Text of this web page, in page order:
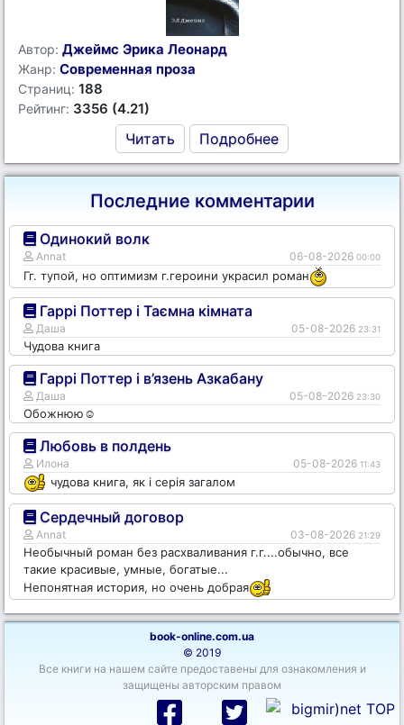
Автор: Джеймс Эрика Леонард
Жанр: Современная проза
Страниц: 188
Рейтинг: 3356 (4.21)
Читать Подробнее
Последние комментарии
Одинокий волк
Annat 06-08-2026 00:00
Гг. тупой, но оптимизм г.героини украсил роман
Гаррі Поттер і Таємна кімната
Даша 05-08-2026 23:31
Чудова книга
Гаррі Поттер і в’язень Азкабану
Даша 05-08-2026 23:30
Обожнюю☺️
Любовь в полдень
Илона 05-08-2026 11:43
чудова книга, як і серія загалом
Сердечный договор
Annat 03-08-2026 21:29
Необычный роман без расхваливания г.г....обычно, все
такие красивые, умные, богатые...
Непонятная история, но очень добрая
book-online.com.ua
© 2019
Все книги на нашем сайте предоставены для ознакомления и
защищены авторским правом